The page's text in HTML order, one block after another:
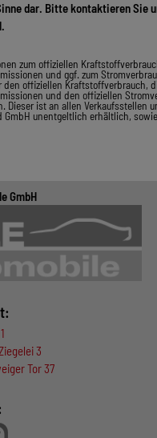
dar. Bitte kontaktieren Sie
zum offiziellen
und ggf. zum
offiziellen Kraftstoffverbrauch,
und den offiziellen
Dieser ist an allen Verkaufsstellen
GmbH unentgeltlich erhältlich,
GmbH
3
Tor 37